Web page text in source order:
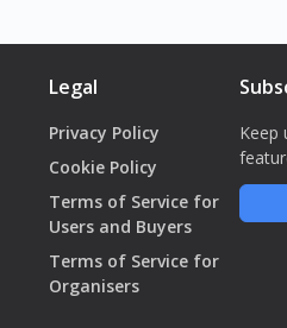
تتغيّرا أبداً وأن هذا، في النهاية، لا
Legal
Privacy Policy
Cookie Policy
Terms of Service for
Users and Buyers
Terms of Service for
Organisers
Keep